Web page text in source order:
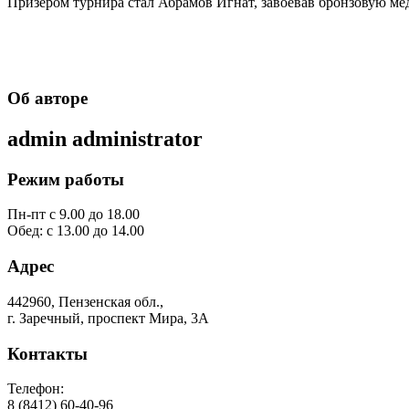
Об авторе
admin administrator
Режим работы
Пн-пт с 9.00 до 18.00
Обед: с 13.00 до 14.00
Адрес
442960, Пензенская обл.,
г. Заречный, проспект Мира, 3А
Контакты
Телефон:
8 (8412) 60-40-96